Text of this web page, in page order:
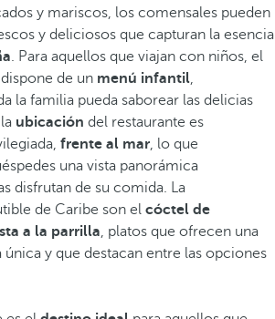
y mariscos, los comensales pueden
y deliciosos que capturan la esencia
. Para aquellos que viajan con niños, el
de un menú infantil,
la familia pueda saborear las delicias
ubicación del restaurante es
frente al mar, lo que
una vista panorámica
disfrutan de su comida. La
de Caribe son el cóctel de
a la parrilla, platos que ofrecen una
y que destacan entre las opciones